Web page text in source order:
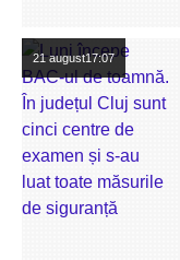
21 august17:07